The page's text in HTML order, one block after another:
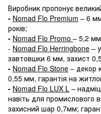
Виробник пропонує
- Nomad Flo Premium – 6
років;
- Nomad Flo Promo – 5,2
- Nomad Flo Herringbone –
завтовшки 6 мм, захист
- Nomad Flo Stone – декор
0,55 мм, гарантія на
- Nomad Flo LUX L –
навіть для промислового
захисний шар 0,7мм;